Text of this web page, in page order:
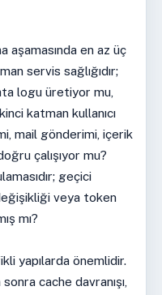
aşamasında en az üç
servis sağlığıdır;
logu üretiyor mu,
katman kullanıcı
mail gönderimi, içerik
çalışıyor mu?
geçici
veya token
mı?
yapılarda önemlidir.
cache davranışı,